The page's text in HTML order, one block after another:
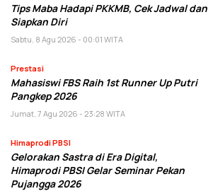
Tips Maba Hadapi PKKMB, Cek Jadwal dan
Siapkan Diri
Sabtu, 8 Agu 2026 - 00:01 WITA
Prestasi
Mahasiswi FBS Raih 1st Runner Up Putri
Pangkep 2026
Jumat, 7 Agu 2026 - 23:28 WITA
Himaprodi PBSI
Gelorakan Sastra di Era Digital,
Himaprodi PBSI Gelar Seminar Pekan
Pujangga 2026